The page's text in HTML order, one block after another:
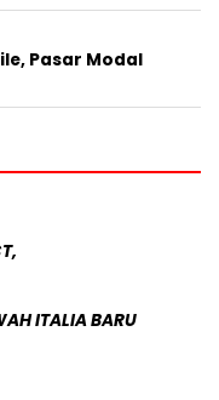
Pasar Modal
ITALIA BARU